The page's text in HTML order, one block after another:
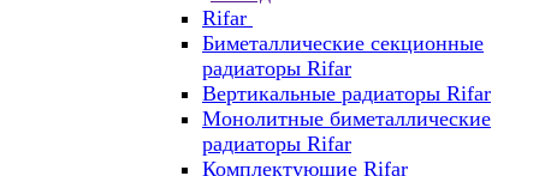
Rifar
Биметаллические секционные
радиаторы Rifar
Вертикальные радиаторы Rifar
Монолитные биметаллические
радиаторы Rifar
Комплектующие Rifar